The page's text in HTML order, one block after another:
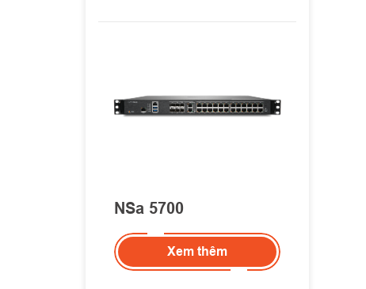
NSa 5700
Xem thêm